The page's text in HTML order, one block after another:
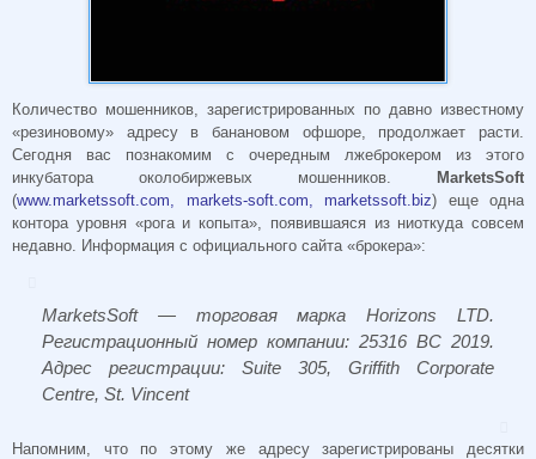
Количество мошенников, зарегистрированных по давно известному
«резиновому» адресу в банановом офшоре, продолжает расти.
Сегодня вас познакомим с очередным лжеброкером из этого
инкубатора околобиржевых мошенников.
MarketsSoft
(www.marketssoft.com, markets-soft.com, marketssoft.biz) еще одна
контора уровня «рога и копыта», появившаяся из ниоткуда совсем
недавно. Информация с официального сайта «брокера»:
MarketsSoft — торговая марка Horizons LTD.
Регистрационный номер компании: 25316 BC 2019.
Адрес регистрации: Suite 305, Griffith Corporate
Centre, St. Vincent
Напомним, что по этому же адресу зарегистрированы десятки